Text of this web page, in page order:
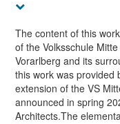
The content of this
of the Volksschule
Vorarlberg and its
this work was provided
extension of the VS
announced in spring
Architects.The